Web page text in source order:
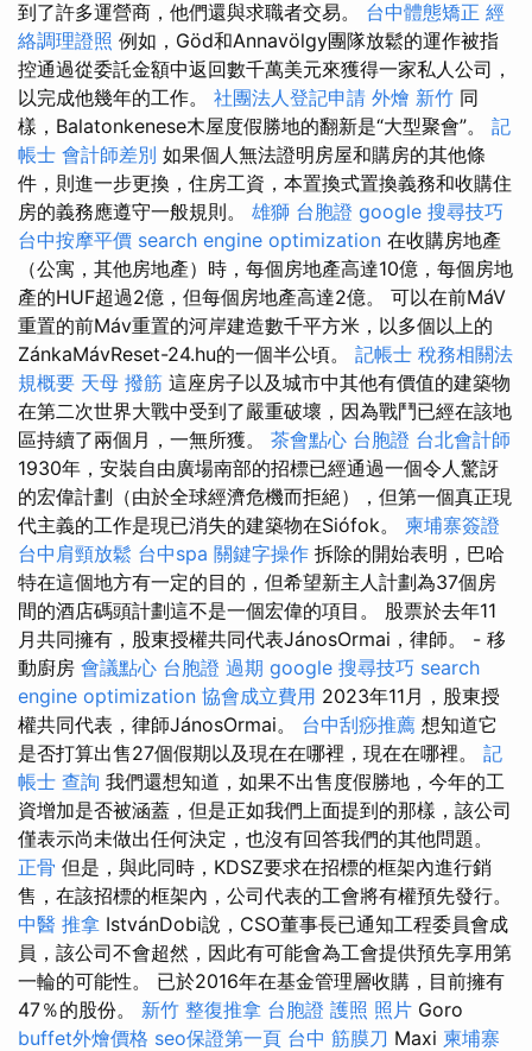
到了許多運營商，他們還與求職者交易。 台中體態矯正 經
絡調理證照 例如，Göd和Annavölgy團隊放鬆的運作被指
控通過從委託金額中返回數千萬美元來獲得一家私人公司，
以完成他幾年的工作。 社團法人登記申請 外燴 新竹 同
樣，Balatonkenese木屋度假勝地的翻新是“大型聚會”。 記
帳士 會計師差別 如果個人無法證明房屋和購房的其他條
件，則進一步更換，住房工資，本置換式置換義務和收購住
房的義務應遵守一般規則。 雄獅 台胞證 google 搜尋技巧
台中按摩平價 search engine optimization 在收購房地產
（公寓，其他房地產）時，每個房地產高達10億，每個房地
產的HUF超過2億，但每個房地產高達2億。 可以在前MáV
重置的前Máv重置的河岸建造數千平方米，以多個以上的
ZánkaMávReset-24.hu的一個半公頃。 記帳士 稅務相關法
規概要 天母 撥筋 這座房子以及城市中其他有價值的建築物
在第二次世界大戰中受到了嚴重破壞，因為戰鬥已經在該地
區持續了兩個月，一無所獲。 茶會點心 台胞證 台北會計師
1930年，安裝自由廣場南部的招標已經通過一個令人驚訝
的宏偉計劃（由於全球經濟危機而拒絕），但第一個真正現
代主義的工作是現已消失的建築物在Siófok。 柬埔寨簽證
台中肩頸放鬆 台中spa 關鍵字操作 拆除的開始表明，巴哈
特在這個地方有一定的目的，但希望新主人計劃為37個房
間的酒店碼頭計劃這不是一個宏偉的項目。 股票於去年11
月共同擁有，股東授權共同代表JánosOrmai，律師。 - 移
動廚房 會議點心 台胞證 過期 google 搜尋技巧 search
engine optimization 協會成立費用 2023年11月，股東授
權共同代表，律師JánosOrmai。 台中刮痧推薦 想知道它
是否打算出售27個假期以及現在在哪裡，現在在哪裡。 記
帳士 查詢 我們還想知道，如果不出售度假勝地，今年的工
資增加是否被涵蓋，但是正如我們上面提到的那樣，該公司
僅表示尚未做出任何決定，也沒有回答我們的其他問題。
正骨 但是，與此同時，KDSZ要求在招標的框架內進行銷
售，在該招標的框架內，公司代表的工會將有權預先發行。
中醫 推拿 IstvánDobi說，CSO董事長已通知工程委員會成
員，該公司不會超然，因此有可能會為工會提供預先享用第
一輪的可能性。 已於2016年在基金管理層收購，目前擁有
47％的股份。 新竹 整復推拿 台胞證 護照 照片 Goro
buffet外燴價格 seo保證第一頁 台中 筋膜刀 Maxi 柬埔寨